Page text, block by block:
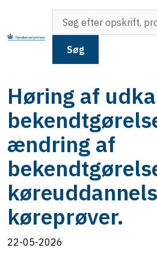
Søg
Høring af
ændring af
køreprøver.
22-05-2026